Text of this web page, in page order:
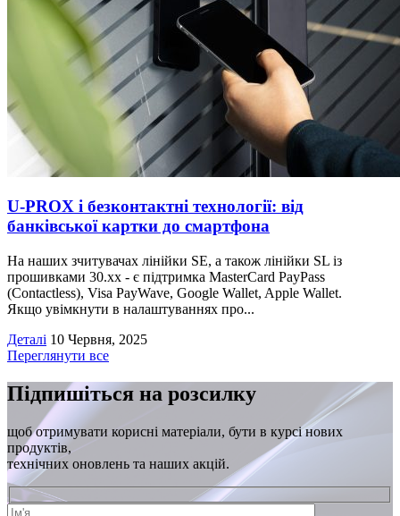
U‑PROX і безконтактні технології: від
банківської картки до смартфона
На наших зчитувачах лінійки SE, а також лінійки SL із
прошивками 30.хх - є підтримка MasterCard PayPass
(Contactless), Visa PayWave, Google Wallet, Apple Wallet.
Якщо увімкнути в налаштуваннях про...
Деталі 10 Червня, 2025
Переглянути все
Підпишіться на розсилку
щоб отримувати корисні матеріали, бути в курсі нових
продуктів,
технічних оновлень та наших акцій.